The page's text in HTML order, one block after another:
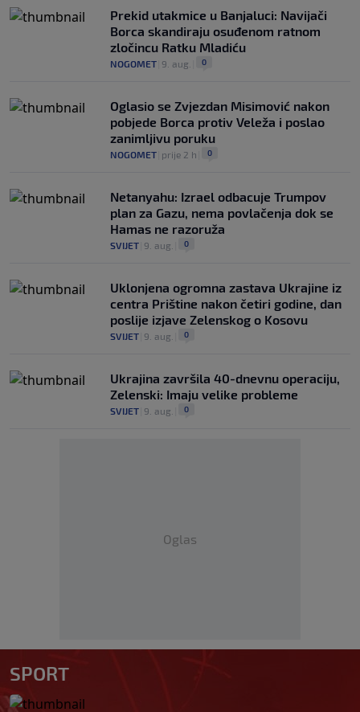
Prekid utakmice u Banjaluci: Navijači
Borca skandiraju osuđenom ratnom
zločincu Ratku Mladiću
NOGOMET 9. aug. 0
Oglasio se Zvjezdan Misimović nakon
pobjede Borca protiv Veleža i poslao
zanimljivu poruku
NOGOMET prije 2 h 0
Netanyahu: Izrael odbacuje Trumpov
plan za Gazu, nema povlačenja dok se
Hamas ne razoruža
SVIJET 9. aug. 0
Uklonjena ogromna zastava Ukrajine iz
centra Prištine nakon četiri godine, dan
poslije izjave Zelenskog o Kosovu
SVIJET 9. aug. 0
Ukrajina završila 40-dnevnu operaciju,
Zelenski: Imaju velike probleme
SVIJET 9. aug. 0
Oglas
SPORT